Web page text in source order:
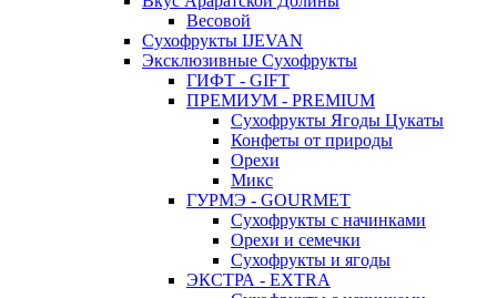
Весовой
Сухофрукты IJEVAN
Эксклюзивные Сухофрукты
ГИФТ - GIFT
ПРЕМИУМ - PREMIUM
Сухофрукты Ягоды Цукаты
Конфеты от природы
Орехи
Микс
ГУРМЭ - GOURMET
Сухофрукты с начинками
Орехи и семечки
Сухофрукты и ягоды
ЭКСТРА - EXTRA